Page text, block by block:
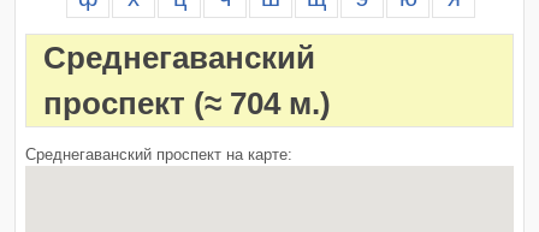
Среднегаванский
проспект (≈ 704 м.)
Среднегаванский проспект на карте: